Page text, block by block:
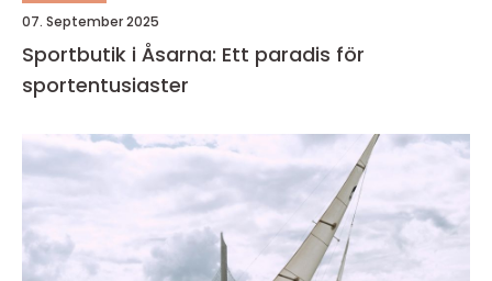
07. September 2025
Sportbutik i Åsarna: Ett paradis för
sportentusiaster